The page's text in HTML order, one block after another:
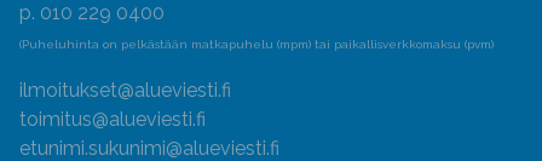
p. 010 229 0400
(Puheluhinta on pelkästään matkapuhelu (mpm) tai paikallisverkkomaksu (pvm)
ilmoitukset@alueviesti.fi
toimitus@alueviesti.fi
etunimi.sukunimi@alueviesti.fi